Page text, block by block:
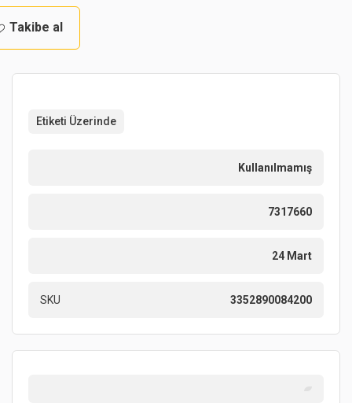
Takibe al
Etiketi Üzerinde
Kullanılmamış
7317660
24 Mart
SKU 3352890084200